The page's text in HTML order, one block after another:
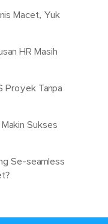
Macet, Yuk
HR Masih
Proyek Tanpa
Sukses
Se-seamless